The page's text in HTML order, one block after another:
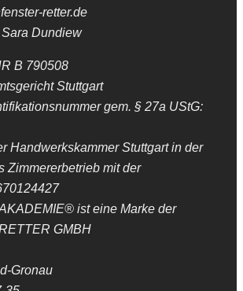
retter.de
Dundiew
B 790508
Stuttgart
gem. § 27a UStG:
Handwerkskammer Stuttgart in der
Zimmererbetrieb mit der
ist eine Marke der
GMBH
Gronau